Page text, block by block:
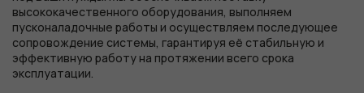
высококачественного оборудования, выполняем
пусконаладочные работы и осуществляем последующее
сопровождение системы, гарантируя её стабильную и
эффективную работу на протяжении всего срока
эксплуатации.